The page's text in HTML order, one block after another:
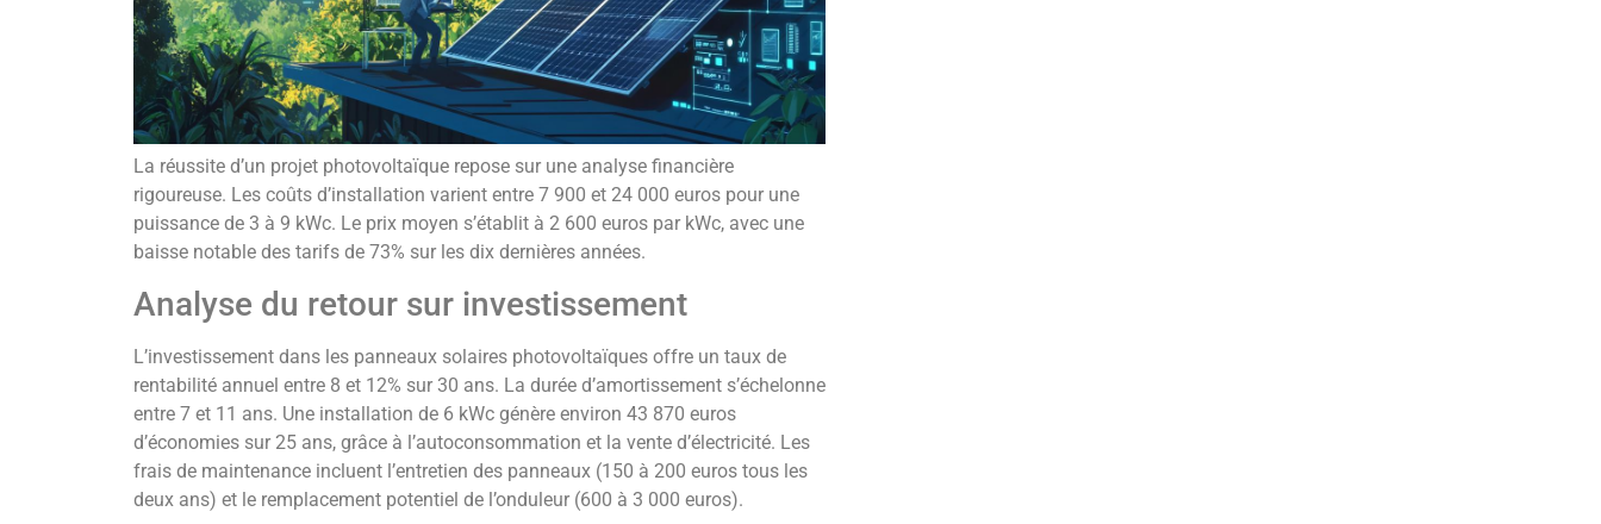
La réussite d’un projet photovoltaïque repose sur une analyse financière
rigoureuse. Les coûts d’installation varient entre 7 900 et 24 000 euros pour une
puissance de 3 à 9 kWc. Le prix moyen s’établit à 2 600 euros par kWc, avec une
baisse notable des tarifs de 73% sur les dix dernières années.
Analyse du retour sur investissement
L’investissement dans les panneaux solaires photovoltaïques offre un taux de
rentabilité annuel entre 8 et 12% sur 30 ans. La durée d’amortissement s’échelonne
entre 7 et 11 ans. Une installation de 6 kWc génère environ 43 870 euros
d’économies sur 25 ans, grâce à l’autoconsommation et la vente d’électricité. Les
frais de maintenance incluent l’entretien des panneaux (150 à 200 euros tous les
deux ans) et le remplacement potentiel de l’onduleur (600 à 3 000 euros).